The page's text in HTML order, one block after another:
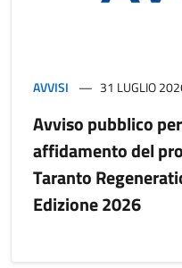
AVVISI 31 LUGLIO
Avviso pubblico
affidamento del
Taranto
Edizione 2026